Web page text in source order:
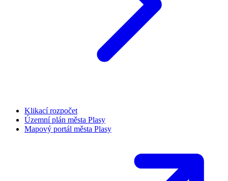
Klikací rozpočet
Územní plán města Plasy
Mapový portál města Plasy